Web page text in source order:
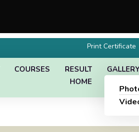
Print Certificate
RESULT
COURSES
HOME